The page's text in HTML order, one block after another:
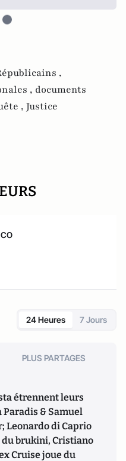
,
, documents
, Justice
24 Heures 7 Jours
PLUS PARTAGES
étrennent leurs
Paradis & Samuel
Leonardo di Caprio
brukini, Cristiano
Cruise joue du